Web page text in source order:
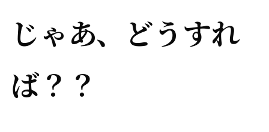
じゃあ、どうすれ
ば？？